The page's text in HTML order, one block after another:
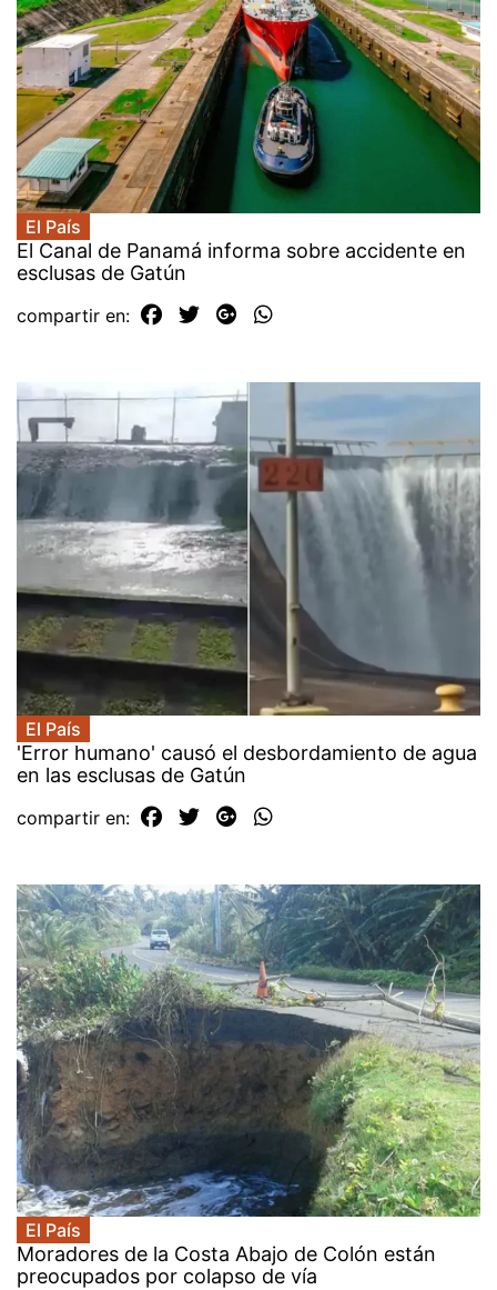
El País
El Canal de Panamá informa sobre accidente en
esclusas de Gatún
compartir en:
El País
'Error humano' causó el desbordamiento de agua
en las esclusas de Gatún
compartir en:
El País
Moradores de la Costa Abajo de Colón están
preocupados por colapso de vía